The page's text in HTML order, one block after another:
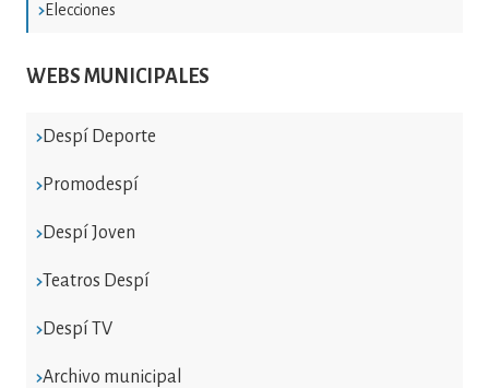
Elecciones
WEBS MUNICIPALES
Despí Deporte
Promodespí
Despí Joven
Teatros Despí
Despí TV
Archivo municipal